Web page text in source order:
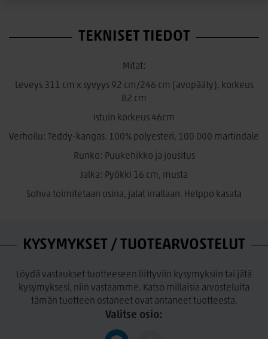
on ihanan pehmeä nukkapinta, joka tuntuu ihoa vasten
Materiaali: 100% Polyesteri, Martindale 100 000.
joka säilyttää elastisuutensa ja kestää kuormitusta
huomattavasi paremmin verrattuna tavanomaiseen
polyeetterivaahtomuoviin. Selkänojissa on sisuksena
vaahtomuovirouhe ja niissä on irrotettavat päälliset.
Käsinojan leveys:26 cm
Sohva on räätälöitävissä mieleisekseen. Sohvaan on
kokonahkaisena, sähkötoiminen recliner-mekanismi,
niskatuki ja erilaisia jalkavaihtoehtoja.
Hinta alkaen ilman mekanismia ja niskatyynyä, kangas
TEKNISET TIEDOT
Mitat:
Leveys 311 cm x syvyys 92 cm/246 cm (avopääty), korkeus
82 cm
Istuin korkeus 46cm
Verhoilu: Teddy-kangas. 100% polyesteri, 100 000 martindale
Runko: Puukehikko ja jousitus
Jalka: Pyökki 16 cm, musta
Sohva toimitetaan osina, jalat irrallaan. Helppo kasata
KYSYMYKSET / TUOTEARVOSTELUT
Löydä vastaukset tuotteeseen liittyviin kysymyksiin tai jätä
kysymyksesi, niin vastaamme. Katso millaisia arvosteluita
tämän tuotteen ostaneet ovat antaneet tuotteesta.
Valitse osio: